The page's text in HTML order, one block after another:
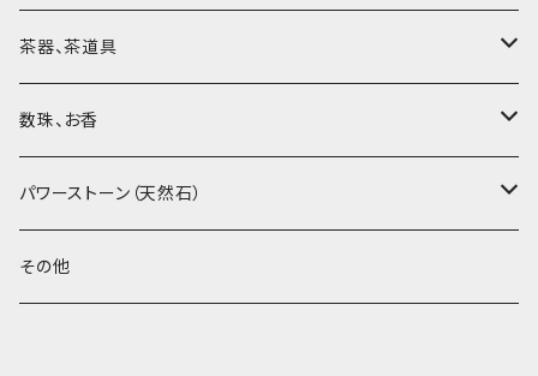
黒茶（緊圧茶、普洱茶）
紅茶、白茶、緑茶
茶外茶、工藝茶、その他
大師、名人、高工の作品
周菊英（高級工藝美術師）
高級工藝美術師の作品
王柯鈞（高級工藝美術師）
茶器、茶道具
茶杯、聞香杯
茶海、茶漏（茶漉し）
蓋碗、壷承、茶船
数珠、お香
お香、香炉
数珠、その他
パワーストーン（天然石）
アゲート（瑪瑙）
その他